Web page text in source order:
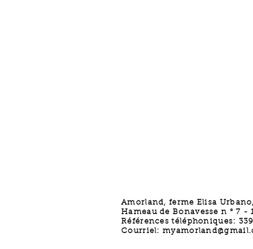
Amorland, ferme Elisa Urbano,
Hameau de Bonavesse n ° 7 -
Références téléphoniques:
Courriel: